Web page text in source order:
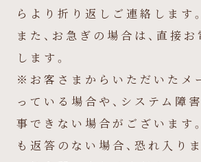
らより折り返しご連絡します。
また、お急ぎの場合は、直接
します。
※お客さまからいただいたメ
っている場合や、システム障
事できない場合がございます
も返答のない場合、恐れ入り